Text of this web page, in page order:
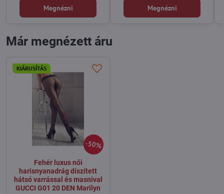
Megnézni Megnézni
Már megnézett áru
50%
KIÁRUSÍTÁS
Fehér luxus női
harisnyanadrág díszített
hátsó varrással és masnival
GUCCI G01 20 DEN Marilyn